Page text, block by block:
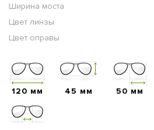
Ширина моста
Цвет линзы
Цвет оправы
120 мм 45 мм 50 мм